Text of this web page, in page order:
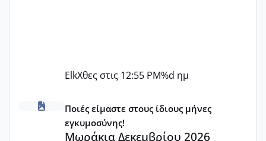
ElkΧθες στις 12:55 PM%d ημ
Μωράκια Δεκεμβρίου 2026
Ποιές είμαστε στους ίδιους μήνες
εγκυμοσύνης!
Μωράκια Δεκεμβρίου 2026